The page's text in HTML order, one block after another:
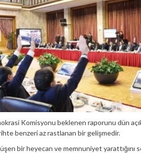
Komisyonu beklenen raporunu dün
benzeri az rastlanan bir gelişmedir.
bir heyecan ve memnuniyet yarattığını